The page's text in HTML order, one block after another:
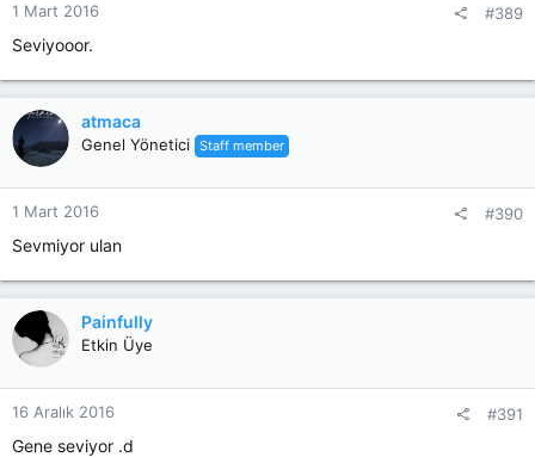
1 Mart 2016 #389
Seviyooor.
atmaca
Genel Yönetici Staff member
1 Mart 2016 #390
Sevmiyor ulan
Painfully
Etkin Üye
16 Aralık 2016 #391
Gene seviyor .d